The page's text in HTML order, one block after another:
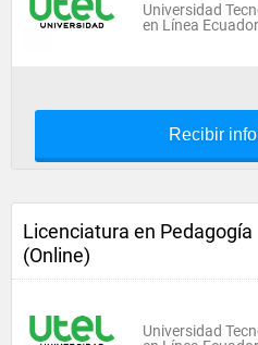
Universidad
en Línea Ecuador
Recibir
Licenciatura en Pedagogía
(Online)
Universidad